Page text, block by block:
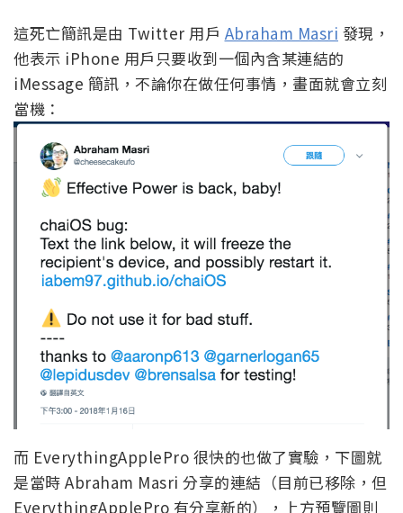
這死亡簡訊是由 Twitter 用戶 Abraham Masri 發現，
他表示 iPhone 用戶只要收到一個內含某連結的
iMessage 簡訊，不論你在做任何事情，畫面就會立刻
當機：
而 EverythingApplePro 很快的也做了實驗，下圖就
是當時 Abraham Masri 分享的連結（目前已移除，但
EverythingApplePro 有分享新的），上方預覽圖則